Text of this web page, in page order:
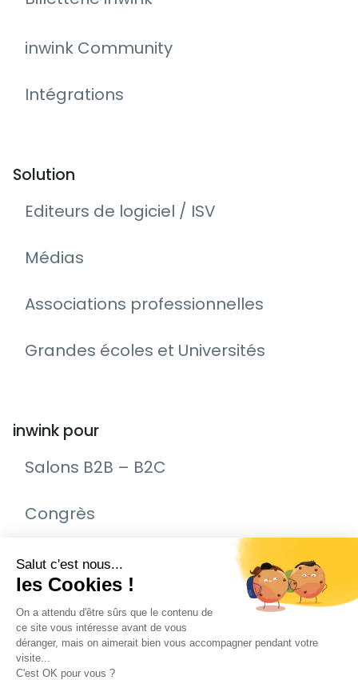
inwink Community
Intégrations
Solution
Editeurs de logiciel / ISV
Médias
Associations professionnelles
Grandes écoles et Universités
inwink pour
Salons B2B – B2C
Congrès
Remise de prix – Awards
Journée Portes Ouvertes (JPO)